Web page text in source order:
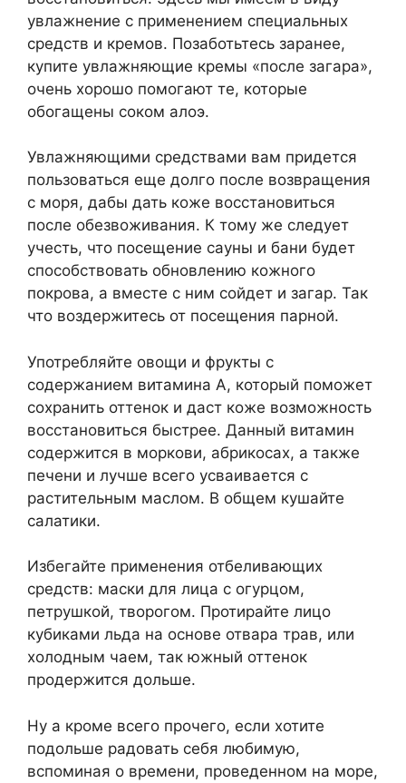
увлажнение с применением специальных
средств и кремов. Позаботьтесь заранее,
купите увлажняющие кремы «после загара»,
очень хорошо помогают те, которые
обогащены соком алоэ.
Увлажняющими средствами вам придется
пользоваться еще долго после возвращения
с моря, дабы дать коже восстановиться
после обезвоживания. К тому же следует
учесть, что посещение сауны и бани будет
способствовать обновлению кожного
покрова, а вместе с ним сойдет и загар. Так
что воздержитесь от посещения парной.
Употребляйте овощи и фрукты с
содержанием витамина А, который поможет
сохранить оттенок и даст коже возможность
восстановиться быстрее. Данный витамин
содержится в моркови, абрикосах, а также
печени и лучше всего усваивается с
растительным маслом. В общем кушайте
салатики.
Избегайте применения отбеливающих
средств: маски для лица с огурцом,
петрушкой, творогом. Протирайте лицо
кубиками льда на основе отвара трав, или
холодным чаем, так южный оттенок
продержится дольше.
Ну а кроме всего прочего, если хотите
подольше радовать себя любимую,
вспоминая о времени, проведенном на море,